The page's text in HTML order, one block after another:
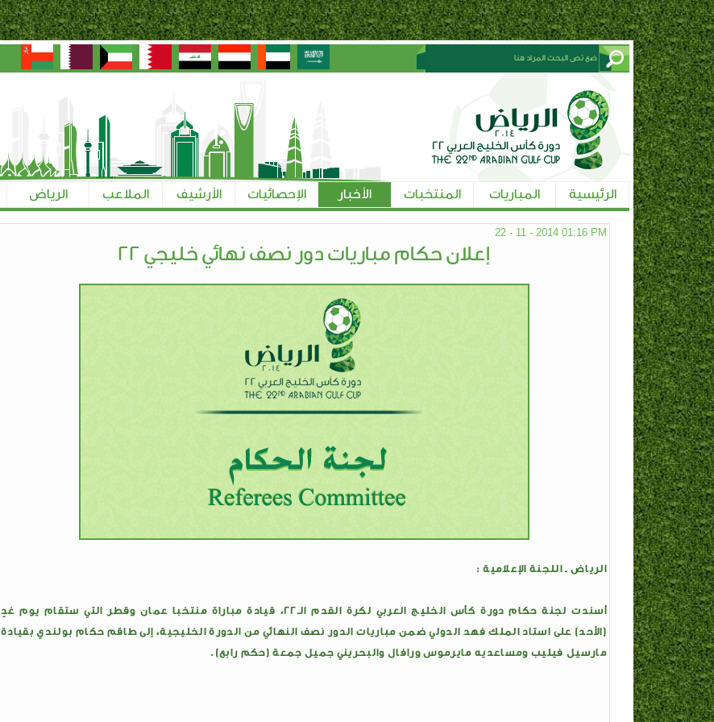
الرئيسية المباريات المنتخبات الأخبار الإحصائيات الأرشيف الملاعب الرياض
22 - 11 - 2014 01:16 PM
إعلان حكام مباريات دور نصف نهائي خليجي 22
الرياض ـ اللجنة الإعلامية :
أسندت لجنة حكام دورة كأس الخليج العربي لكرة القدم الـ22، قيادة مباراة منتخبا عمان وقطر التي ستقام يوم غدٍ
(الأحد) على استاد الملك فهد الدولي ضمن مباريات الدور نصف النهائي من الدورة الخليجية، إلى طاقم حكام بولندي بقيادة
مارسيل فيليب ومساعديه مايرموس ورافال والبحريني جميل جمعة (حكم رابع).